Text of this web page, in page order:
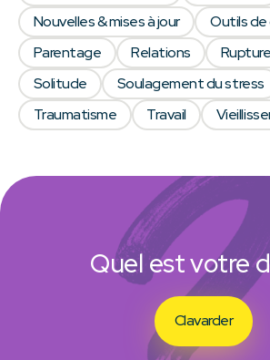
Quel est votre
Clavarder
Nouvelles & mises à jour
Outils
Parentage
Relations
Solitude
Soulagement du stress
Traumatisme
Travail